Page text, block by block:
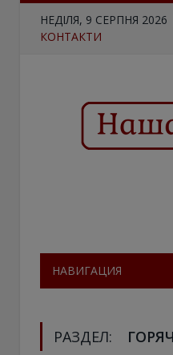
НЕДІЛЯ, 9 СЕРПНЯ 2026
КОНТАКТИ
НАВИГАЦИЯ
РАЗДЕЛ: